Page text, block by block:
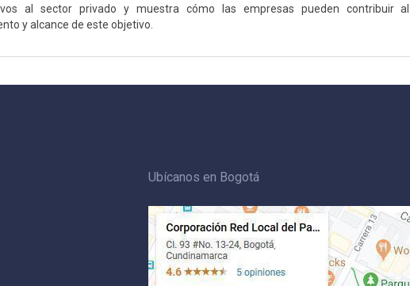
al sector privado y muestra cómo las empresas pueden contribuir al
y alcance de este objetivo.
Ubícanos en Bogotá